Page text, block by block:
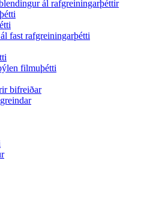
ál rafgreiningarþéttir
fast rafgreiningarþétti
filmuþétti
bifreiðar